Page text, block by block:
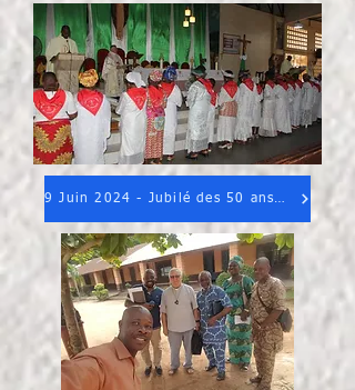
9 Juin 2024 - Jubilé des 50 ans - Porto-Novo (BENIN)